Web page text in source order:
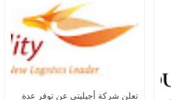
تعلن شركة أجيليتي عن توفر عدة